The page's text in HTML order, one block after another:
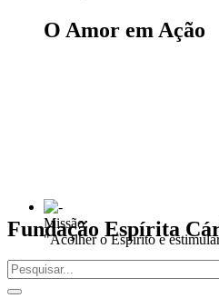
O Amor em Ação
Missão:
"Acolher o Espírito e
Fundação Espírita